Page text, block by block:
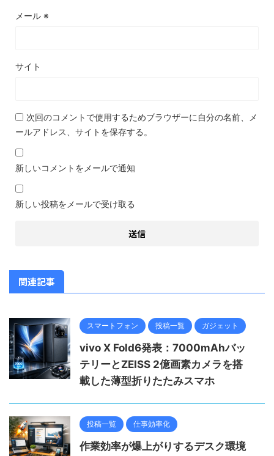
メール ※
サイト
次回のコメントで使用するためブラウザーに自分の名前、メ
ールアドレス、サイトを保存する。
新しいコメントをメールで通知
新しい投稿をメールで受け取る
関連記事
スマートフォン 投稿一覧 ガジェット
vivo X Fold6発表：7000mAhバッ
テリーとZEISS 2億画素カメラを搭
載した薄型折りたたみスマホ
投稿一覧 仕事効率化
作業効率が爆上がりするデスク環境